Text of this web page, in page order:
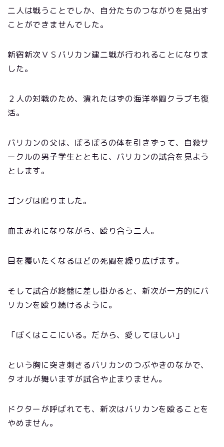
二人は戦うことでしか、自分たちのつながりを見出す
ことができませんでした。
新宿新次ＶＳバリカン建二戦が行われることになりま
した。
２人の対戦のため、潰れたはずの海洋拳闘クラブも復
活。
バリカンの父は、ぼろぼろの体を引きずって、自殺サ
ークルの男子学生とともに、バリカンの試合を見よう
とします。
ゴングは鳴りました。
血まみれになりながら、殴り合う二人。
目を覆いたくなるほどの死闘を繰り広げます。
そして試合が終盤に差し掛かると、新次が一方的にバ
リカンを殴り続けるように。
「ぼくはここにいる。だから、愛してほしい」
という胸に突き刺さるバリカンのつぶやきのなかで、
タオルが舞いますが試合や止まりません。
ドクターが呼ばれても、新次はバリカンを殴ることを
やめません。